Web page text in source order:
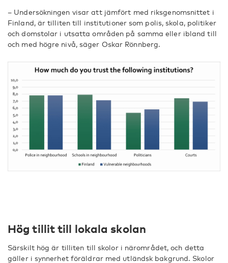
– Undersökningen visar att jämfört med riksgenomsnittet i
Finland, är tilliten till institutioner som polis, skola, politiker
och domstolar i utsatta områden på samma eller ibland till
och med högre nivå, säger Oskar Rönnberg.
Hög tillit till lokala skolan
Särskilt hög är tilliten till skolor i närområdet, och detta
gäller i synnerhet föräldrar med utländsk bakgrund. Skolor